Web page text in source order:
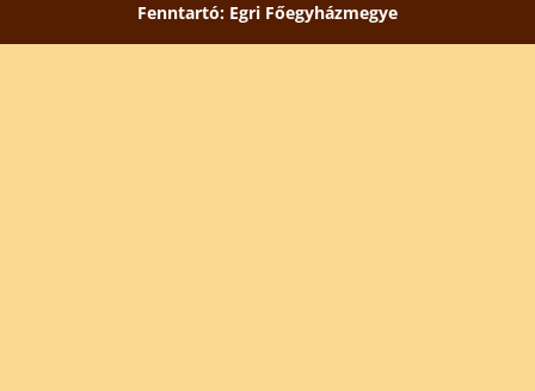
Fenntartó: Egri Főegyházmegye